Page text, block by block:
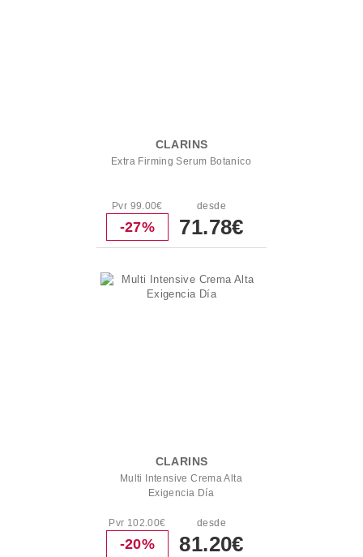
CLARINS
Extra Firming Serum Botanico
Pvr 99.00€
-27%
desde
71.78€
CLARINS
Multi Intensive Crema Alta
Exigencia Día
Pvr 102.00€
-20%
desde
81.20€